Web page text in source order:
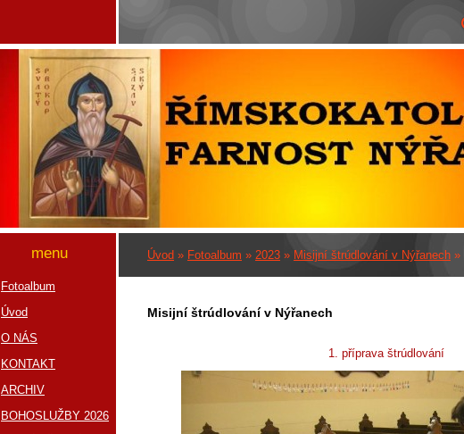
Úvod » Fotoalbum » 2023 » Misijní štrúdlování v Nýřanech »
Misijní štrúdlování v Nýřanech
1. příprava štrúdlování
menu
Fotoalbum
Úvod
O NÁS
KONTAKT
ARCHIV
BOHOSLUŽBY 2026